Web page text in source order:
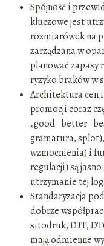
Spójność i
kluczowe jest
rozmiarówek na
zarządzana w
planować
ryzyko braków w
Architektura cen
promocji coraz
gramatura,
wzmocnienia) i
regulacji) są
utrzymanie tej
Standaryzacja
dobrze
sitodruk, DTF,
mają odmienne